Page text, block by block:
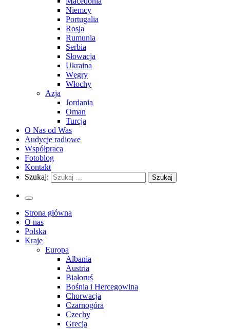
Niemcy
Portugalia
Rosja
Rumunia
Serbia
Słowacja
Ukraina
Węgry
Włochy
Azja
Jordania
Oman
Turcja
O Nas od Was
Audycje radiowe
Współpraca
Fotoblog
Kontakt
Szukaj:
Strona główna
O nas
Polska
Kraje
Europa
Albania
Austria
Białoruś
Bośnia i Hercegowina
Chorwacja
Czarnogóra
Czechy
Grecja